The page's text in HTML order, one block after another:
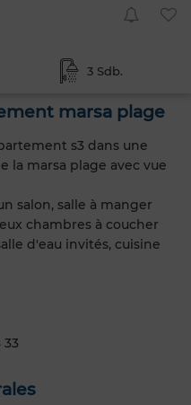
3 Sdb.
marsa plage
s3 dans une
la marsa plage avec vue
salon, salle à manger
chambres à coucher
d'eau invités, cuisine
33